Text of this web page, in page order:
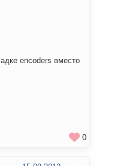
encoders вместо
0